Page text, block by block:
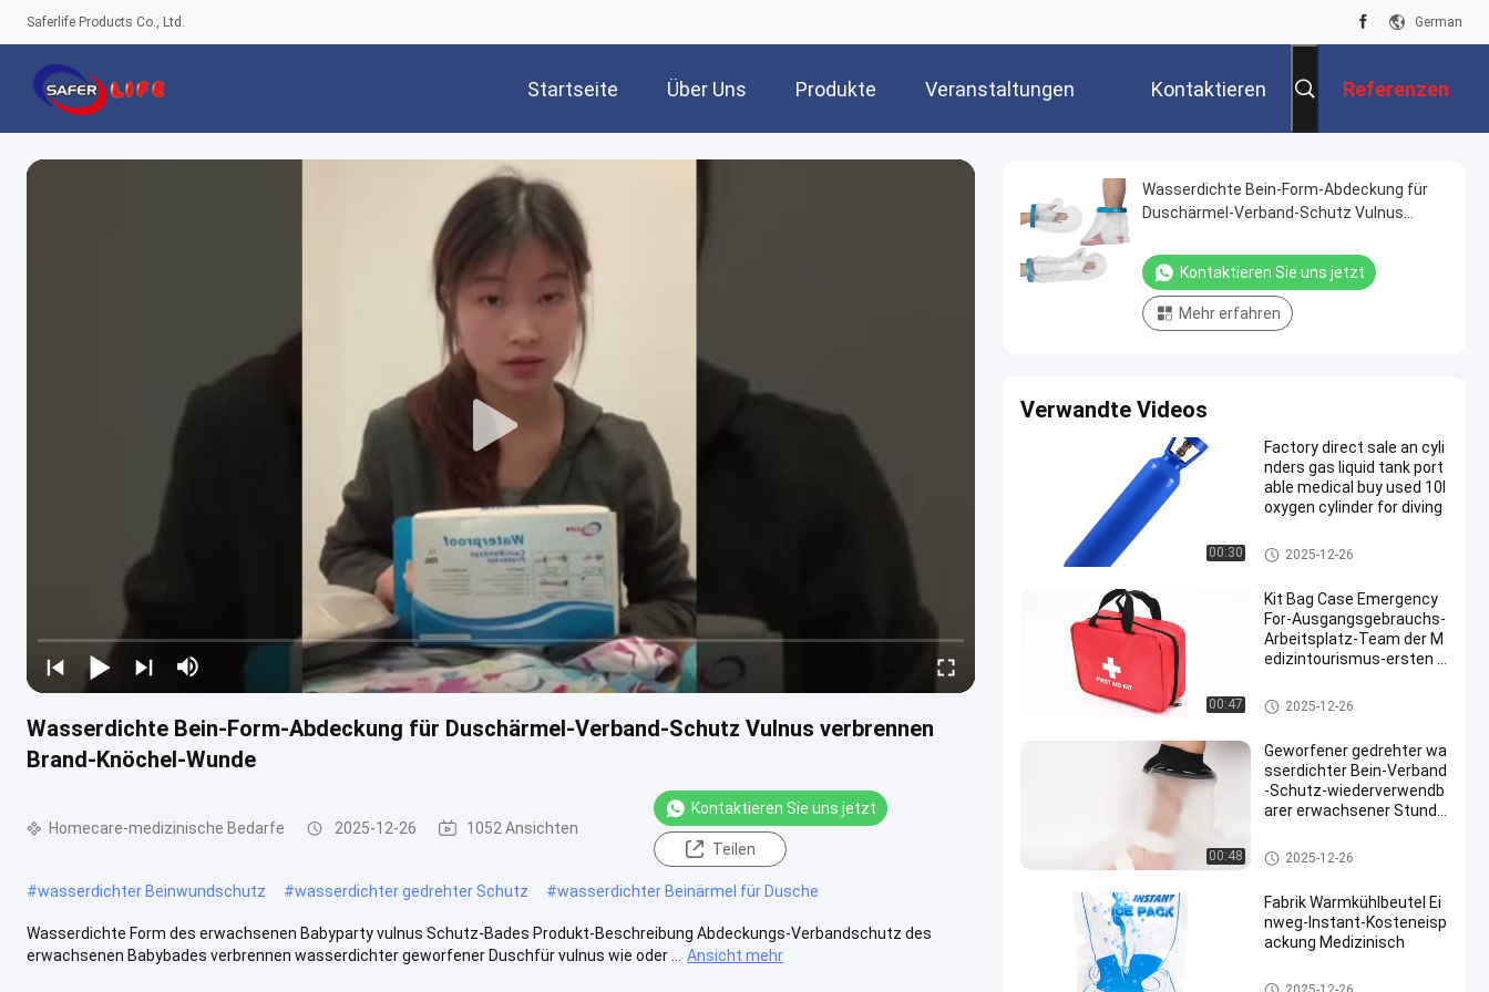
Saferlife Products Co., Ltd. German
Startseite Über Uns Produkte Veranstaltungen Kontaktieren
Sie Uns
Referenzen
Wasserdichte Bein-Form-Abdeckung für Duschärmel-Verband-Schutz Vulnus verbrennen
Brand-Knöchel-Wunde
Homecare-medizinische Bedarfe 2025-12-26 1052 Ansichten
Kontaktieren Sie uns jetzt
Teilen
#wasserdichter Beinwundschutz #wasserdichter gedrehter Schutz #wasserdichter Beinärmel für Dusche
Wasserdichte Form des erwachsenen Babyparty vulnus Schutz-Bades Produkt-Beschreibung Abdeckungs-Verbandschutz des
erwachsenen Babybades verbrennen wasserdichter geworfener Duschfür vulnus wie oder ...
Ansicht mehr
Wasserdichte Bein-Form-Abdeckung für
Duschärmel-Verband-Schutz Vulnus
Kontaktieren Sie uns jetzt
Mehr erfahren
Verwandte Videos
00:30
Factory direct sale an cyli
nders gas liquid tank port
able medical buy used 10l
oxygen cylinder for diving
Homecare-medizinische Bedar
fe
2025-12-26
00:47
Kit Bag Case Emergency
For-Ausgangsgebrauchs-
Arbeitsplatz-Team der M
edizintourismus-ersten H
Reise-Erste-Hilfe-Kasten
2025-12-26
00:48
Geworfener gedrehter wa
sserdichter Bein-Verband
-Schutz-wiederverwendb
arer erwachsener Stunde
ener umschlag
Homecare-medizinische Bedar
fe
2025-12-26
Fabrik Warmkühlbeutel Ei
nweg-Instant-Kosteneisp
ackung Medizinisch
Homecare-medizinische Bedar